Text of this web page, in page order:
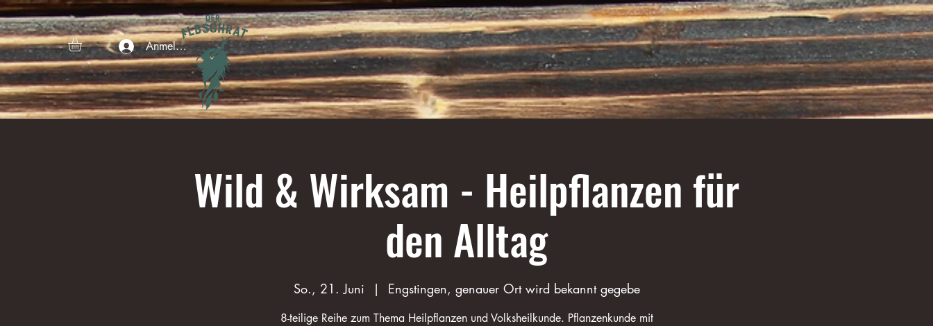
Anmelden
Wild & Wirksam - Heilpflanzen für
den Alltag
So., 21. Juni
  |
Engstingen, genauer Ort wird bekannt gegebe
8-teilige Reihe zum Thema Heilpflanzen und Volksheilkunde. Pflanzenkunde mit